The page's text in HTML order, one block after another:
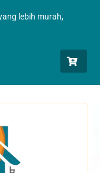
lebih murah,